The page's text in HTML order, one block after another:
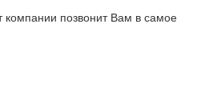
позвонит Вам в самое